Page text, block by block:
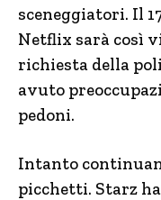
sceneggiatori. Il
Netflix sarà così
richiesta della
avuto
pedoni.
Intanto
picchetti. Starz